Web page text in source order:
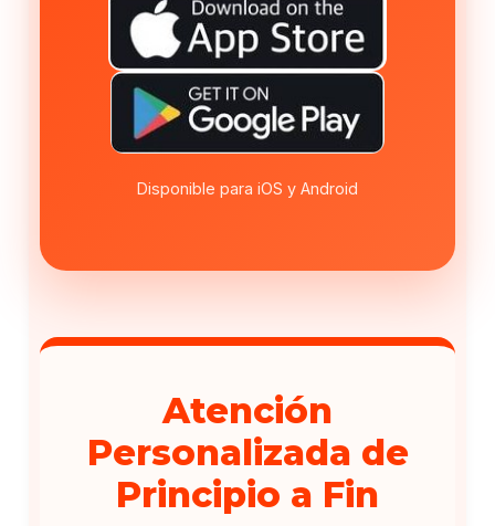
Disponible para iOS y Android
Atención
Personalizada de
Principio a Fin